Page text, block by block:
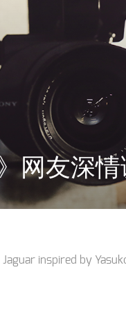
网友深
Jaguar inspired by